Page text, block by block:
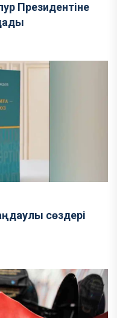
Президентіне
сөздері